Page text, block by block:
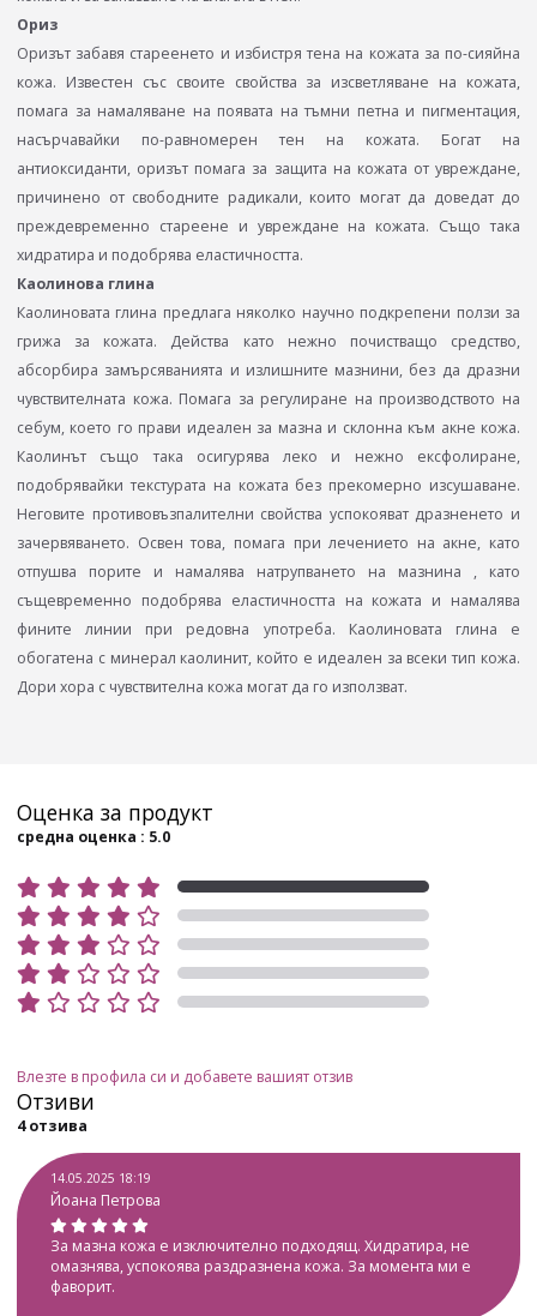
Ориз
Оризът забавя стареенето и избистря тена на кожата за по-сияйна
кожа. Известен със своите свойства за изсветляване на кожата,
помага за намаляване на появата на тъмни петна и пигментация,
насърчавайки по-равномерен тен на кожата. Богат на
антиоксиданти, оризът помага за защита на кожата от увреждане,
причинено от свободните радикали, които могат да доведат до
преждевременно стареене и увреждане на кожата. Също така
хидратира и подобрява еластичността.
Каолинова глина
Каолиновата глина предлага няколко научно подкрепени ползи за
грижа за кожата. Действа като нежно почистващо средство,
абсорбира замърсяванията и излишните мазнини, без да дразни
чувствителната кожа. Помага за регулиране на производството на
себум, което го прави идеален за мазна и склонна към акне кожа.
Каолинът също така осигурява леко и нежно ексфолиране,
подобрявайки текстурата на кожата без прекомерно изсушаване.
Неговите противовъзпалителни свойства успокояват дразненето и
зачервяването. Освен това, помага при лечението на акне, като
отпушва порите и намалява натрупването на мазнина , като
същевременно подобрява еластичността на кожата и намалява
фините линии при редовна употреба. Каолиновата глина е
обогатена с минерал каолинит, който е идеален за всеки тип кожа.
Дори хора с чувствителна кожа могат да го използват.
Отзиви
4 отзива
14.05.2025 18:19
Йоана Петрова
За мазна кожа е изключително подходящ. Хидратира, не
омазнява, успокоява раздразнена кожа. За момента ми е
фаворит.
Оценка за продукт
средна оценка : 5.0
Влезте в профила си и добавете вашият отзив